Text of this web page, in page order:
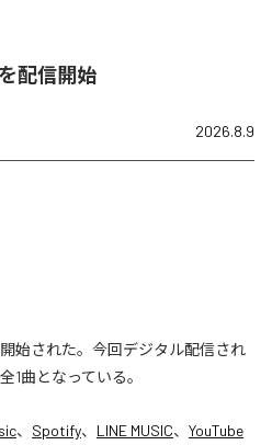
配信開始
2026.8.9
始された。今回デジタル配信され
1曲となっている。
、 Spotify、 LINE MUSIC、 YouTube